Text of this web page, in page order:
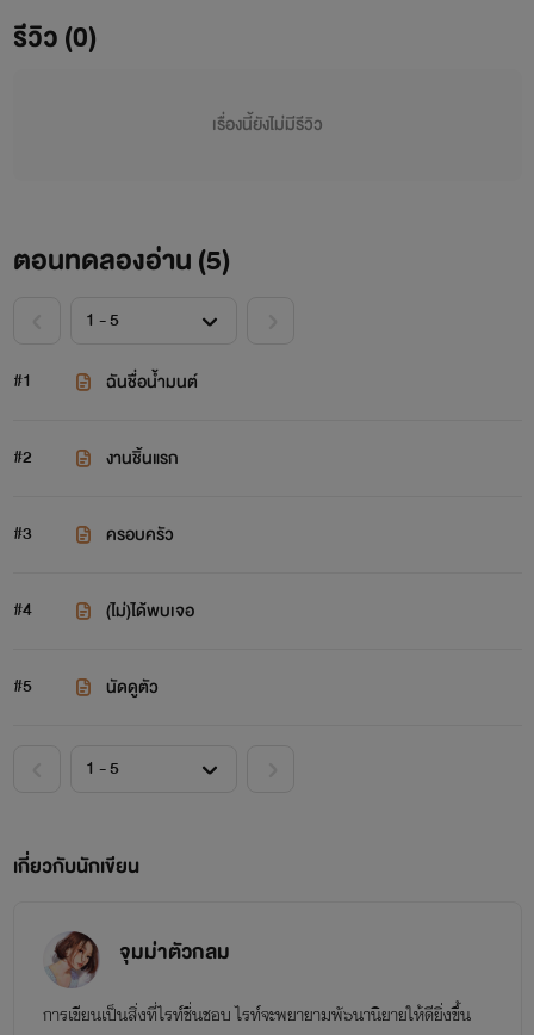
รีวิว (0)
เรื่องนี้ยังไม่มีรีวิว
ตอนทดลองอ่าน (5)
#1 ฉันชื่อน้ำมนต์
#2 งานชิ้นแรก
#3 ครอบครัว
#4 (ไม่)ได้พบเจอ
#5 นัดดูตัว
เกี่ยวกับนักเขียน
จุมม่าตัวกลม
การเขียนเป็นสิ่งที่ไรท์ชื่นชอบ ไรท์จะพยายามพั๖นานิยายให้ดียิ่งขึ้น